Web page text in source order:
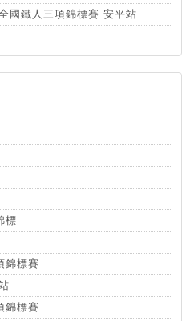
國鐵人三項錦標賽 安平站
標
錦標賽
錦標賽